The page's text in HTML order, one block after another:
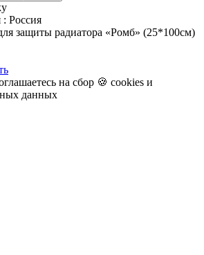
: Россия
защиты радиатора «Ромб» (25*100см)
на сбор 🍪 cookies и
данных